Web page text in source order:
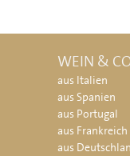
WEIN &
aus Italien
aus Spanien
aus Portugal
aus Frankreich
aus